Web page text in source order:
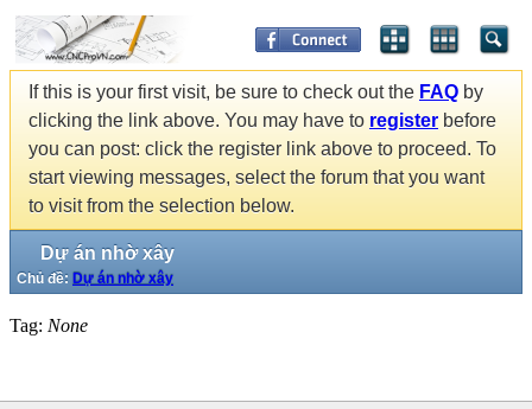
If this is your first visit, be sure to check out the FAQ by
clicking the link above. You may have to register before
you can post: click the register link above to proceed. To
start viewing messages, select the forum that you want
to visit from the selection below.
Dự án nhờ xây
Chủ đề: Dự án nhờ xây
Tag: None